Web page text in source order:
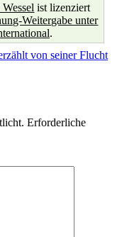
ist lizenziert
Weitergabe unter
.
von seiner Flucht
Erforderliche